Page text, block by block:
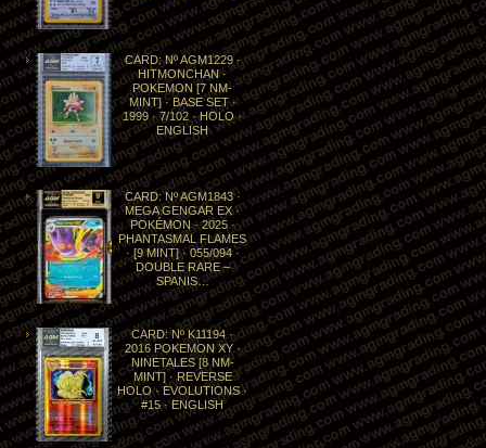
CARD: Nº AGM1229 ·
HITMONCHAN ·
POKEMON [7 NM-
MINT] · BASE SET ·
1999 · 7/102 · HOLO ·
ENGLISH
CARD: Nº AGM1843 ·
MEGA GENGAR EX ·
POKÉMON · 2025 ·
PHANTASMAL FLAMES
· [9 MINT] · 055/094 ·
DOUBLE RARE –
SPANIS…
CARD: Nº K11194 ·
2016 POKEMON XY ·
NINETALES [8 NM-
MINT] · REVERSE
HOLO · EVOLUTIONS ·
#15 · ENGLISH